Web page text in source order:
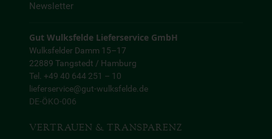
Newsletter
Gut Wulksfelde Lieferservice GmbH
Wulksfelder Damm 15–17
22889 Tangstedt / Hamburg
Tel. +49 40 644 251 – 10
lieferservice@gut-wulksfelde.de
DE-ÖKO-006
VERTRAUEN & TRANSPARENZ